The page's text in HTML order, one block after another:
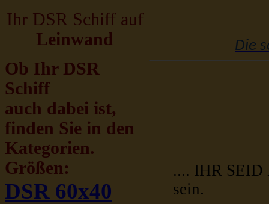
Ihr DSR Schiff auf
Leinwand
Ob Ihr DSR
Schiff
auch dabei ist,
finden Sie in den
Kategorien.
Größen:
DSR 60x40
Die
.... IHR
sein.